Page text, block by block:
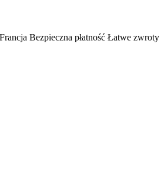
Bezpieczna płatność Łatwe zwroty